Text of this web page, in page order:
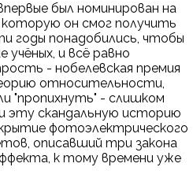
был номинирован на
он смог получить
годы понадобились, чтобы
и всё равно
- нобелевская премия
относительности,
"пропихнуть" - слишком
эту скандальную историю
фотоэлектрического
описавший три закона
к тому времени уже